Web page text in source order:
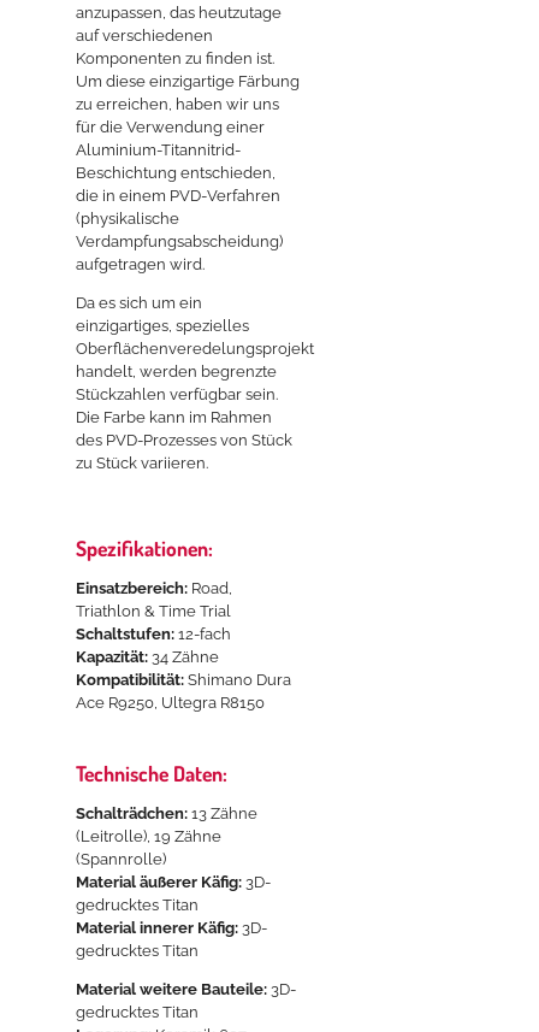
anzupassen, das heutzutage
auf verschiedenen
Komponenten zu finden ist.
Um diese einzigartige Färbung
zu erreichen, haben wir uns
für die Verwendung einer
Aluminium-Titannitrid-
Beschichtung entschieden,
die in einem PVD-Verfahren
(physikalische
Verdampfungsabscheidung)
aufgetragen wird.
Da es sich um ein
einzigartiges, spezielles
Oberflächenveredelungsprojekt
handelt, werden begrenzte
Stückzahlen verfügbar sein.
Die Farbe kann im Rahmen
des PVD-Prozesses von Stück
zu Stück variieren.
Spezifikationen:
Einsatzbereich: Road,
Triathlon & Time Trial
Schaltstufen:12-fach
Kapazität:34 Zähne
Kompatibilität:Shimano Dura
Ace R9250, Ultegra R8150
Technische Daten:
Schalträdchen:13 Zähne
(Leitrolle), 19 Zähne
(Spannrolle)
Material äußerer Käfig:3D-
gedrucktes Titan
Material innerer Käfig: 3D-
gedrucktes Titan
Material weitere Bauteile:3D-
gedrucktes Titan